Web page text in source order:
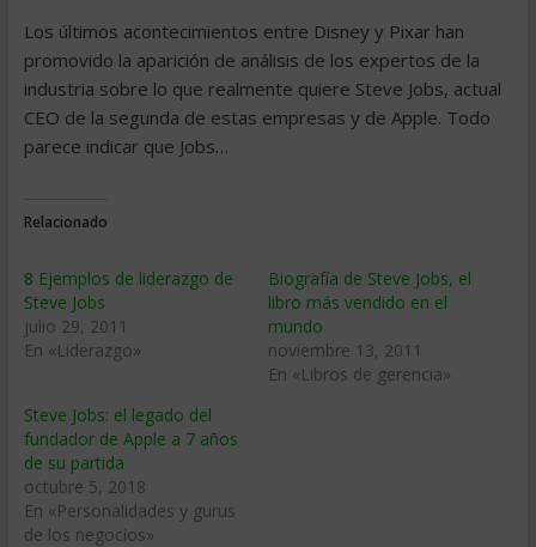
Los últimos acontecimientos entre Disney y Pixar han
promovido la aparición de análisis de los expertos de la
industria sobre lo que realmente quiere Steve Jobs, actual
CEO de la segunda de estas empresas y de Apple. Todo
parece indicar que Jobs…
Relacionado
8 Ejemplos de liderazgo de
Steve Jobs
julio 29, 2011
En «Liderazgo»
Biografía de Steve Jobs, el
libro más vendido en el
mundo
noviembre 13, 2011
En «Libros de gerencia»
Steve Jobs: el legado del
fundador de Apple a 7 años
de su partida
octubre 5, 2018
En «Personalidades y gurus
de los negocios»